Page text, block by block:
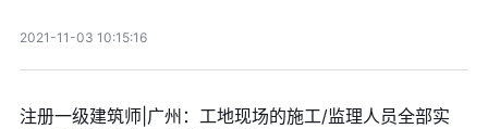
2021-11-03 10:15:16
注册一级建筑师|广州：工地现场的施工/监理人员全部实